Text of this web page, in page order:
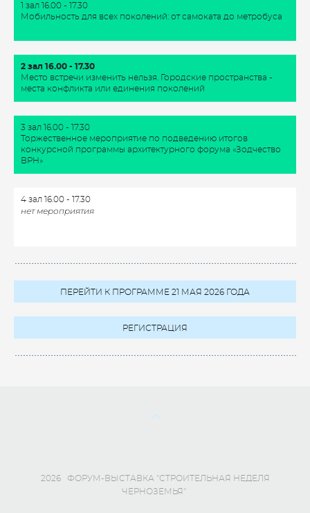
1 зал 16.00 - 17.30
Мобильность для всех поколений: от самоката до метробуса
2 зал 16.00 - 17.30
Место встречи изменить нельзя. Городские пространства -
места конфликта или единения поколений
3 зал 16.00 - 17.30
Торжественное мероприятие по подведению итогов
конкурсной программы архитектурного форума «Зодчество
ВРН»
4 зал 16.00 - 17.30
нет мероприятия
ПЕРЕЙТИ К ПРОГРАММЕ 21 МАЯ 2026 ГОДА
РЕГИСТРАЦИЯ
2026 ФОРУМ-ВЫСТАВКА "СТРОИТЕЛЬНАЯ НЕДЕЛЯ
ЧЕРНОЗЕМЬЯ"